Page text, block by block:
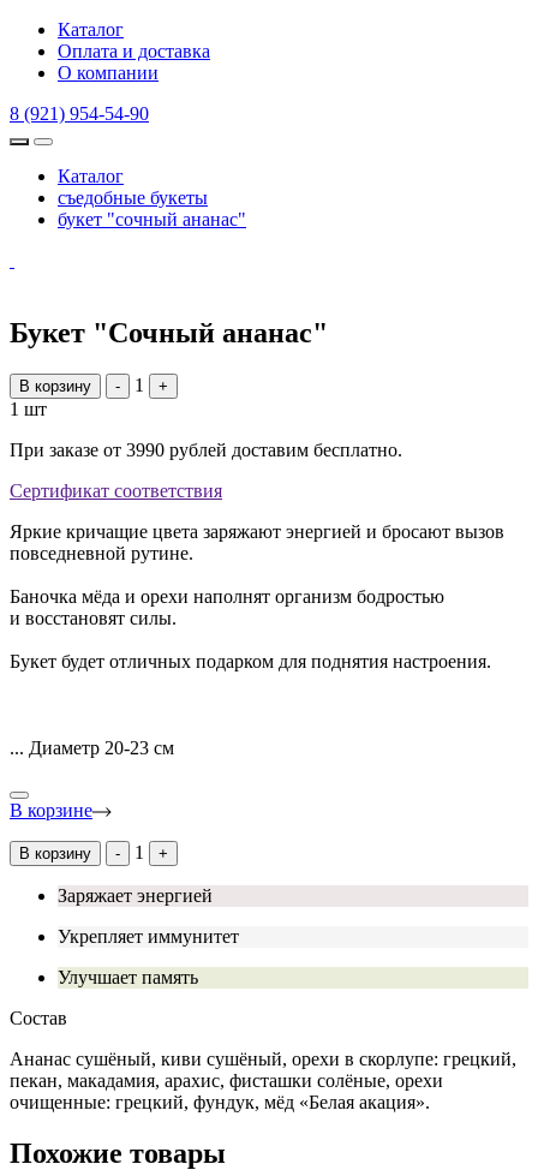
Каталог
Оплата и доставка
О компании
8 (921) 954-54-90
Каталог
съедобные букеты
букет "сочный ананас"
Букет "Сочный ананас"
В корзину - 1 +
1 шт
При заказе от 3990 рублей доставим бесплатно.
Сертификат соответствия
Яркие кричащие цвета заряжают энергией и бросают вызов
повседневной рутине.
Баночка мёда и орехи наполнят организм бодростью
и восстановят силы.
Букет будет отличных подарком для поднятия настроения.
... Диаметр 20-23 см
В корзине
В корзину - 1 +
Заряжает энергией
Укрепляет иммунитет
Улучшает память
Состав
Ананас сушёный, киви сушёный, орехи в скорлупе: грецкий,
пекан, макадамия, арахис, фисташки солёные, орехи
очищенные: грецкий, фундук, мёд «Белая акация».
Похожие товары